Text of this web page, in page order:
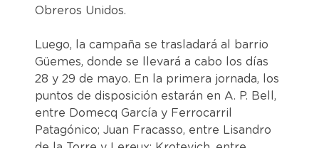
Obreros Unidos.
Luego, la campaña se trasladará al barrio
Güemes, donde se llevará a cabo los días
28 y 29 de mayo. En la primera jornada, los
puntos de disposición estarán en A. P. Bell,
entre Domecq García y Ferrocarril
Patagónico; Juan Fracasso, entre Lisandro